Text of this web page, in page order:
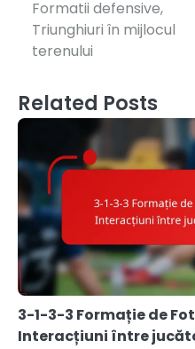
Formatii defensive,
Triunghiuri în mijlocul
terenului
Related Posts
3-1-3-3 Formație de
Interacțiuni între